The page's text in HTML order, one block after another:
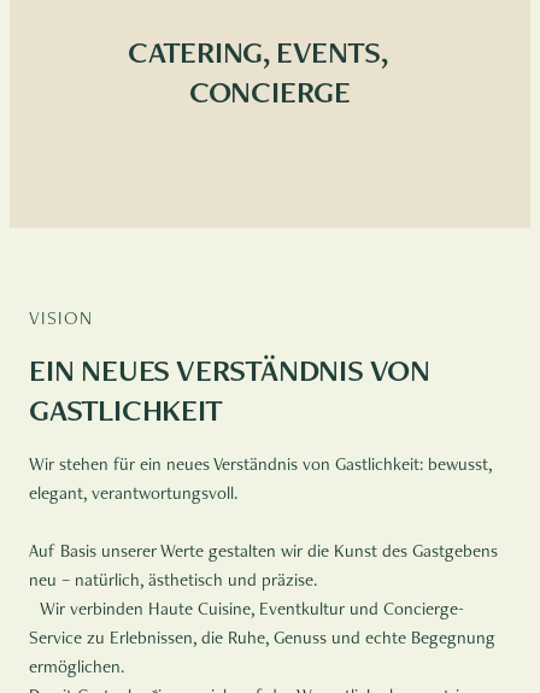
CATERING, EVENTS,
CONCIERGE
VISION
EIN NEUES VERSTÄNDNIS VON
GASTLICHKEIT
Wir stehen für ein neues Verständnis von Gastlichkeit: bewusst,
elegant, verantwortungsvoll.
Auf Basis unserer Werte gestalten wir die Kunst des Gastgebens
neu – natürlich, ästhetisch und präzise.
Wir verbinden Haute Cuisine, Eventkultur und Concierge-
Service zu Erlebnissen, die Ruhe, Genuss und echte Begegnung
ermöglichen.